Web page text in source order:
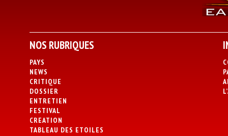
NOS RUBRIQUES
PAYS
NEWS
CRITIQUE
DOSSIER
ENTRETIEN
FESTIVAL
CREATION
TABLEAU DES ETOILES